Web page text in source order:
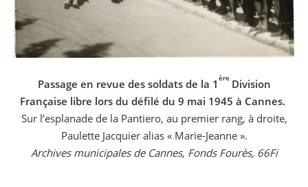
Passage en revue des soldats de la 1 ère Division
Française libre lors du défilé du 9 mai 1945 à Cannes.
Sur l’esplanade de la Pantiero, au premier rang, à droite,
Paulette Jacquier alias « Marie-Jeanne ».
Archives municipales de Cannes, Fonds Fourès, 66Fi